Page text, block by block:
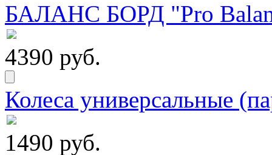
БАЛАНС БОРД "Pro
4390 руб.
Колеса универсальные
1490 руб.